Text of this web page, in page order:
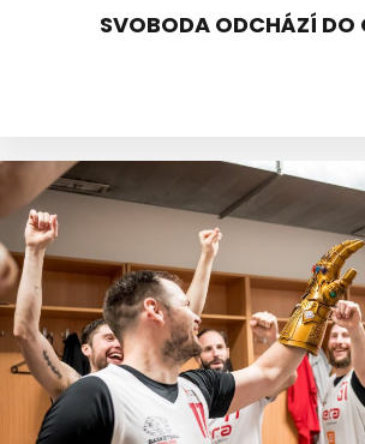
SVOBODA ODCHÁZÍ DO